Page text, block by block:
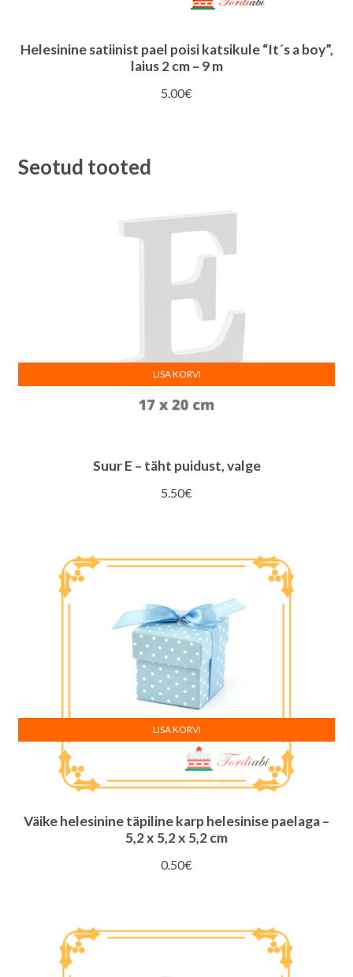
Helesinine satiinist pael poisi katsikule “It´s a boy”,
laius 2 cm – 9 m
5.00€
Seotud tooted
Suur E – täht puidust, valge
5.50€
LISA KORVI
Väike helesinine täpiline karp helesinise paelaga –
5,2 x 5,2 x 5,2 cm
0.50€
LISA KORVI